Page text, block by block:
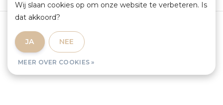
Productinformatie en aansprakelijkheid
Sitemap
Wij slaan cookies op om onze website te verbeteren. Is
dat akkoord?
JA NEE
MEER OVER COOKIES »